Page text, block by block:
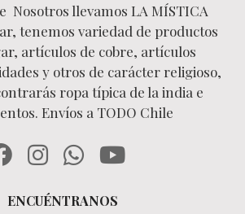
Nosotros llevamos LA MÍSTICA
tenemos variedad de productos
artículos de cobre, artículos
y otros de carácter religioso,
ropa típica de la india e
Envíos a TODO Chile
ENCUÉNTRANOS